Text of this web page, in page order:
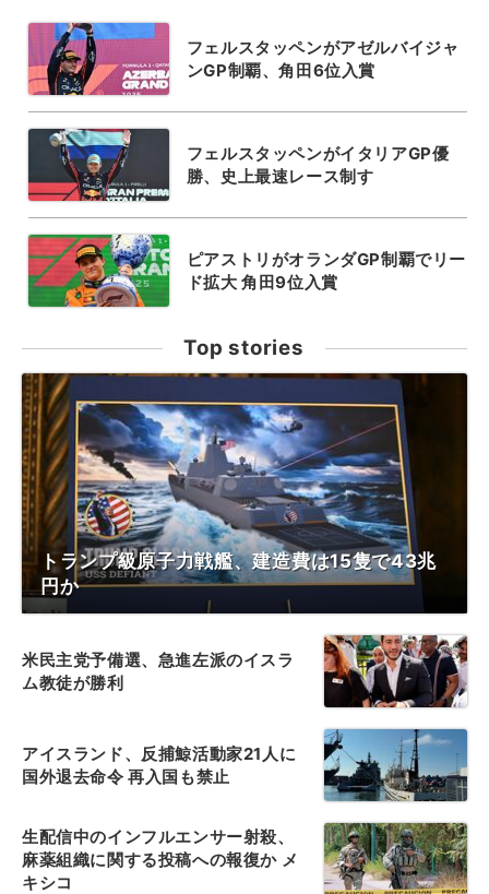
フェルスタッペンがアゼルバイジャ
ンGP制覇、角田6位入賞
フェルスタッペンがイタリアGP優
勝、史上最速レース制す
ピアストリがオランダGP制覇でリー
ド拡大 角田9位入賞
Top stories
トランプ級原子力戦艦、建造費は15隻で43兆
円か
米民主党予備選、急進左派のイスラ
ム教徒が勝利
アイスランド、反捕鯨活動家21人に
国外退去命令 再入国も禁止
生配信中のインフルエンサー射殺、
麻薬組織に関する投稿への報復か メ
キシコ